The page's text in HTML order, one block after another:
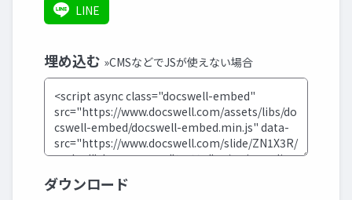
LINE
埋め込む »CMSなどでJSが使えない場合
ダウンロード